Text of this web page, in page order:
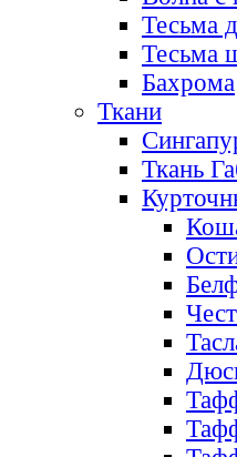
Тесьма
Тесьма
Бахрома
Ткани
Ткань